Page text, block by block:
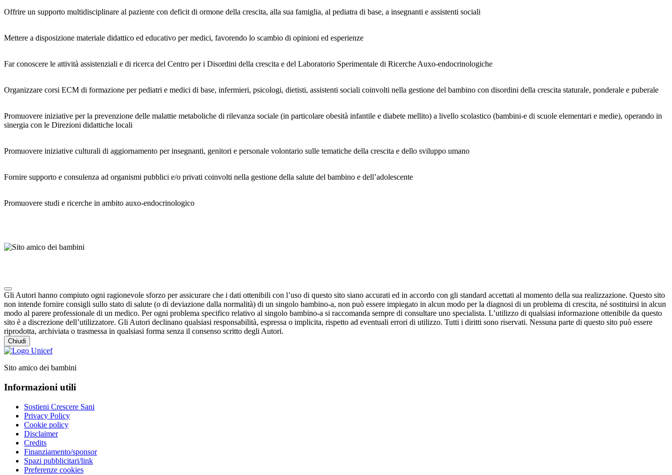
Offrire un supporto multidisciplinare al paziente con deficit di ormone della crescita, alla sua famiglia, al pediatra di base, a insegnanti e assistenti sociali
Mettere a disposizione materiale didattico ed educativo per medici, favorendo lo scambio di opinioni ed esperienze
Far conoscere le attività assistenziali e di ricerca del Centro per i Disordini della crescita e del Laboratorio Sperimentale di Ricerche Auxo-endocrinologiche
Organizzare corsi ECM di formazione per pediatri e medici di base, infermieri, psicologi, dietisti, assistenti sociali coinvolti nella gestione del bambino con disordini della crescita staturale, ponderale e puberale
Promuovere iniziative per la prevenzione delle malattie metaboliche di rilevanza sociale (in particolare obesità infantile e diabete mellito) a livello scolastico (bambini-e di scuole elementari e medie), operando in
sinergia con le Direzioni didattiche locali
Promuovere iniziative culturali di aggiornamento per insegnanti, genitori e personale volontario sulle tematiche della crescita e dello sviluppo umano
Fornire supporto e consulenza ad organismi pubblici e/o privati coinvolti nella gestione della salute del bambino e dell’adolescente
Promuovere studi e ricerche in ambito auxo-endocrinologico
Gli Autori hanno compiuto ogni ragionevole sforzo per assicurare che i dati ottenibili con l’uso di questo sito siano accurati ed in accordo con gli standard accettati al momento della sua realizzazione. Questo sito
non intende fornire consigli sullo stato di salute (o di deviazione dalla normalità) di un singolo bambino-a, non può essere impiegato in alcun modo per la diagnosi di un problema di crescita, né sostituirsi in alcun
modo al parere professionale di un medico. Per ogni problema specifico relativo al singolo bambino-a si raccomanda sempre di consultare uno specialista. L’utilizzo di qualsiasi informazione ottenibile da questo
sito è a discrezione dell’utilizzatore. Gli Autori declinano qualsiasi responsabilità, espressa o implicita, rispetto ad eventuali errori di utilizzo. Tutti i diritti sono riservati. Nessuna parte di questo sito può essere
riprodotta, archiviata o trasmessa in qualsiasi forma senza il consenso scritto degli Autori.
Chiudi
Sito amico dei bambini
Informazioni utili
Sostieni Crescere Sani
Privacy Policy
Cookie policy
Disclaimer
Credits
Finanziamento/sponsor
Spazi pubblicitari/link
Preferenze cookies